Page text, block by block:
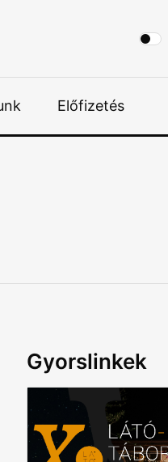
Előfizetés
Gyorslinkek